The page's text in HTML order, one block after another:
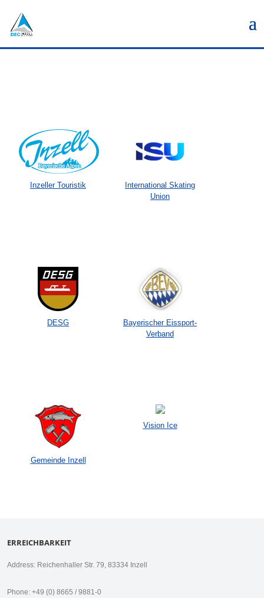
Inzeller Touristik
International Skating
Union
DESG
Bayerischer Eissport-
Verband
Gemeinde Inzell
Vision Ice
ERREICHBARKEIT
Address: Reichenhaller Str. 79, 83334 Inzell
Phone: +49 (0) 8665 / 9881-0